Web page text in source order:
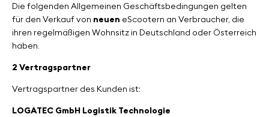
Die folgenden Allgemeinen Geschäftsbedingungen gelten
für den Verkauf von neuen eScootern an Verbraucher, die
ihren regelmäßigen Wohnsitz in Deutschland oder Österreich
haben.
2 Vertragspartner
Vertragspartner des Kunden ist:
LOGATEC GmbH Logistik Technologie